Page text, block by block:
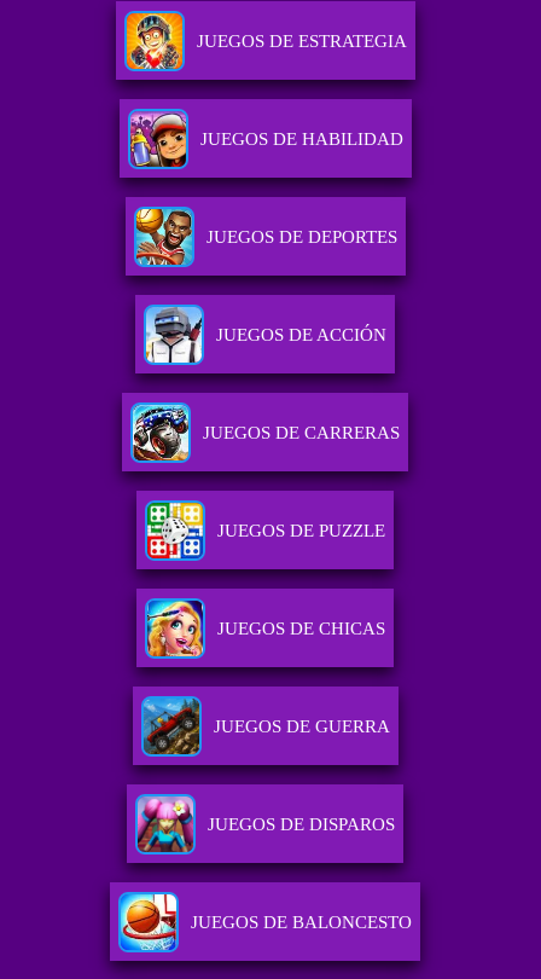
JUEGOS DE ESTRATEGIA
JUEGOS DE HABILIDAD
JUEGOS DE DEPORTES
JUEGOS DE ACCIÓN
JUEGOS DE CARRERAS
JUEGOS DE PUZZLE
JUEGOS DE CHICAS
JUEGOS DE GUERRA
JUEGOS DE DISPAROS
JUEGOS DE BALONCESTO